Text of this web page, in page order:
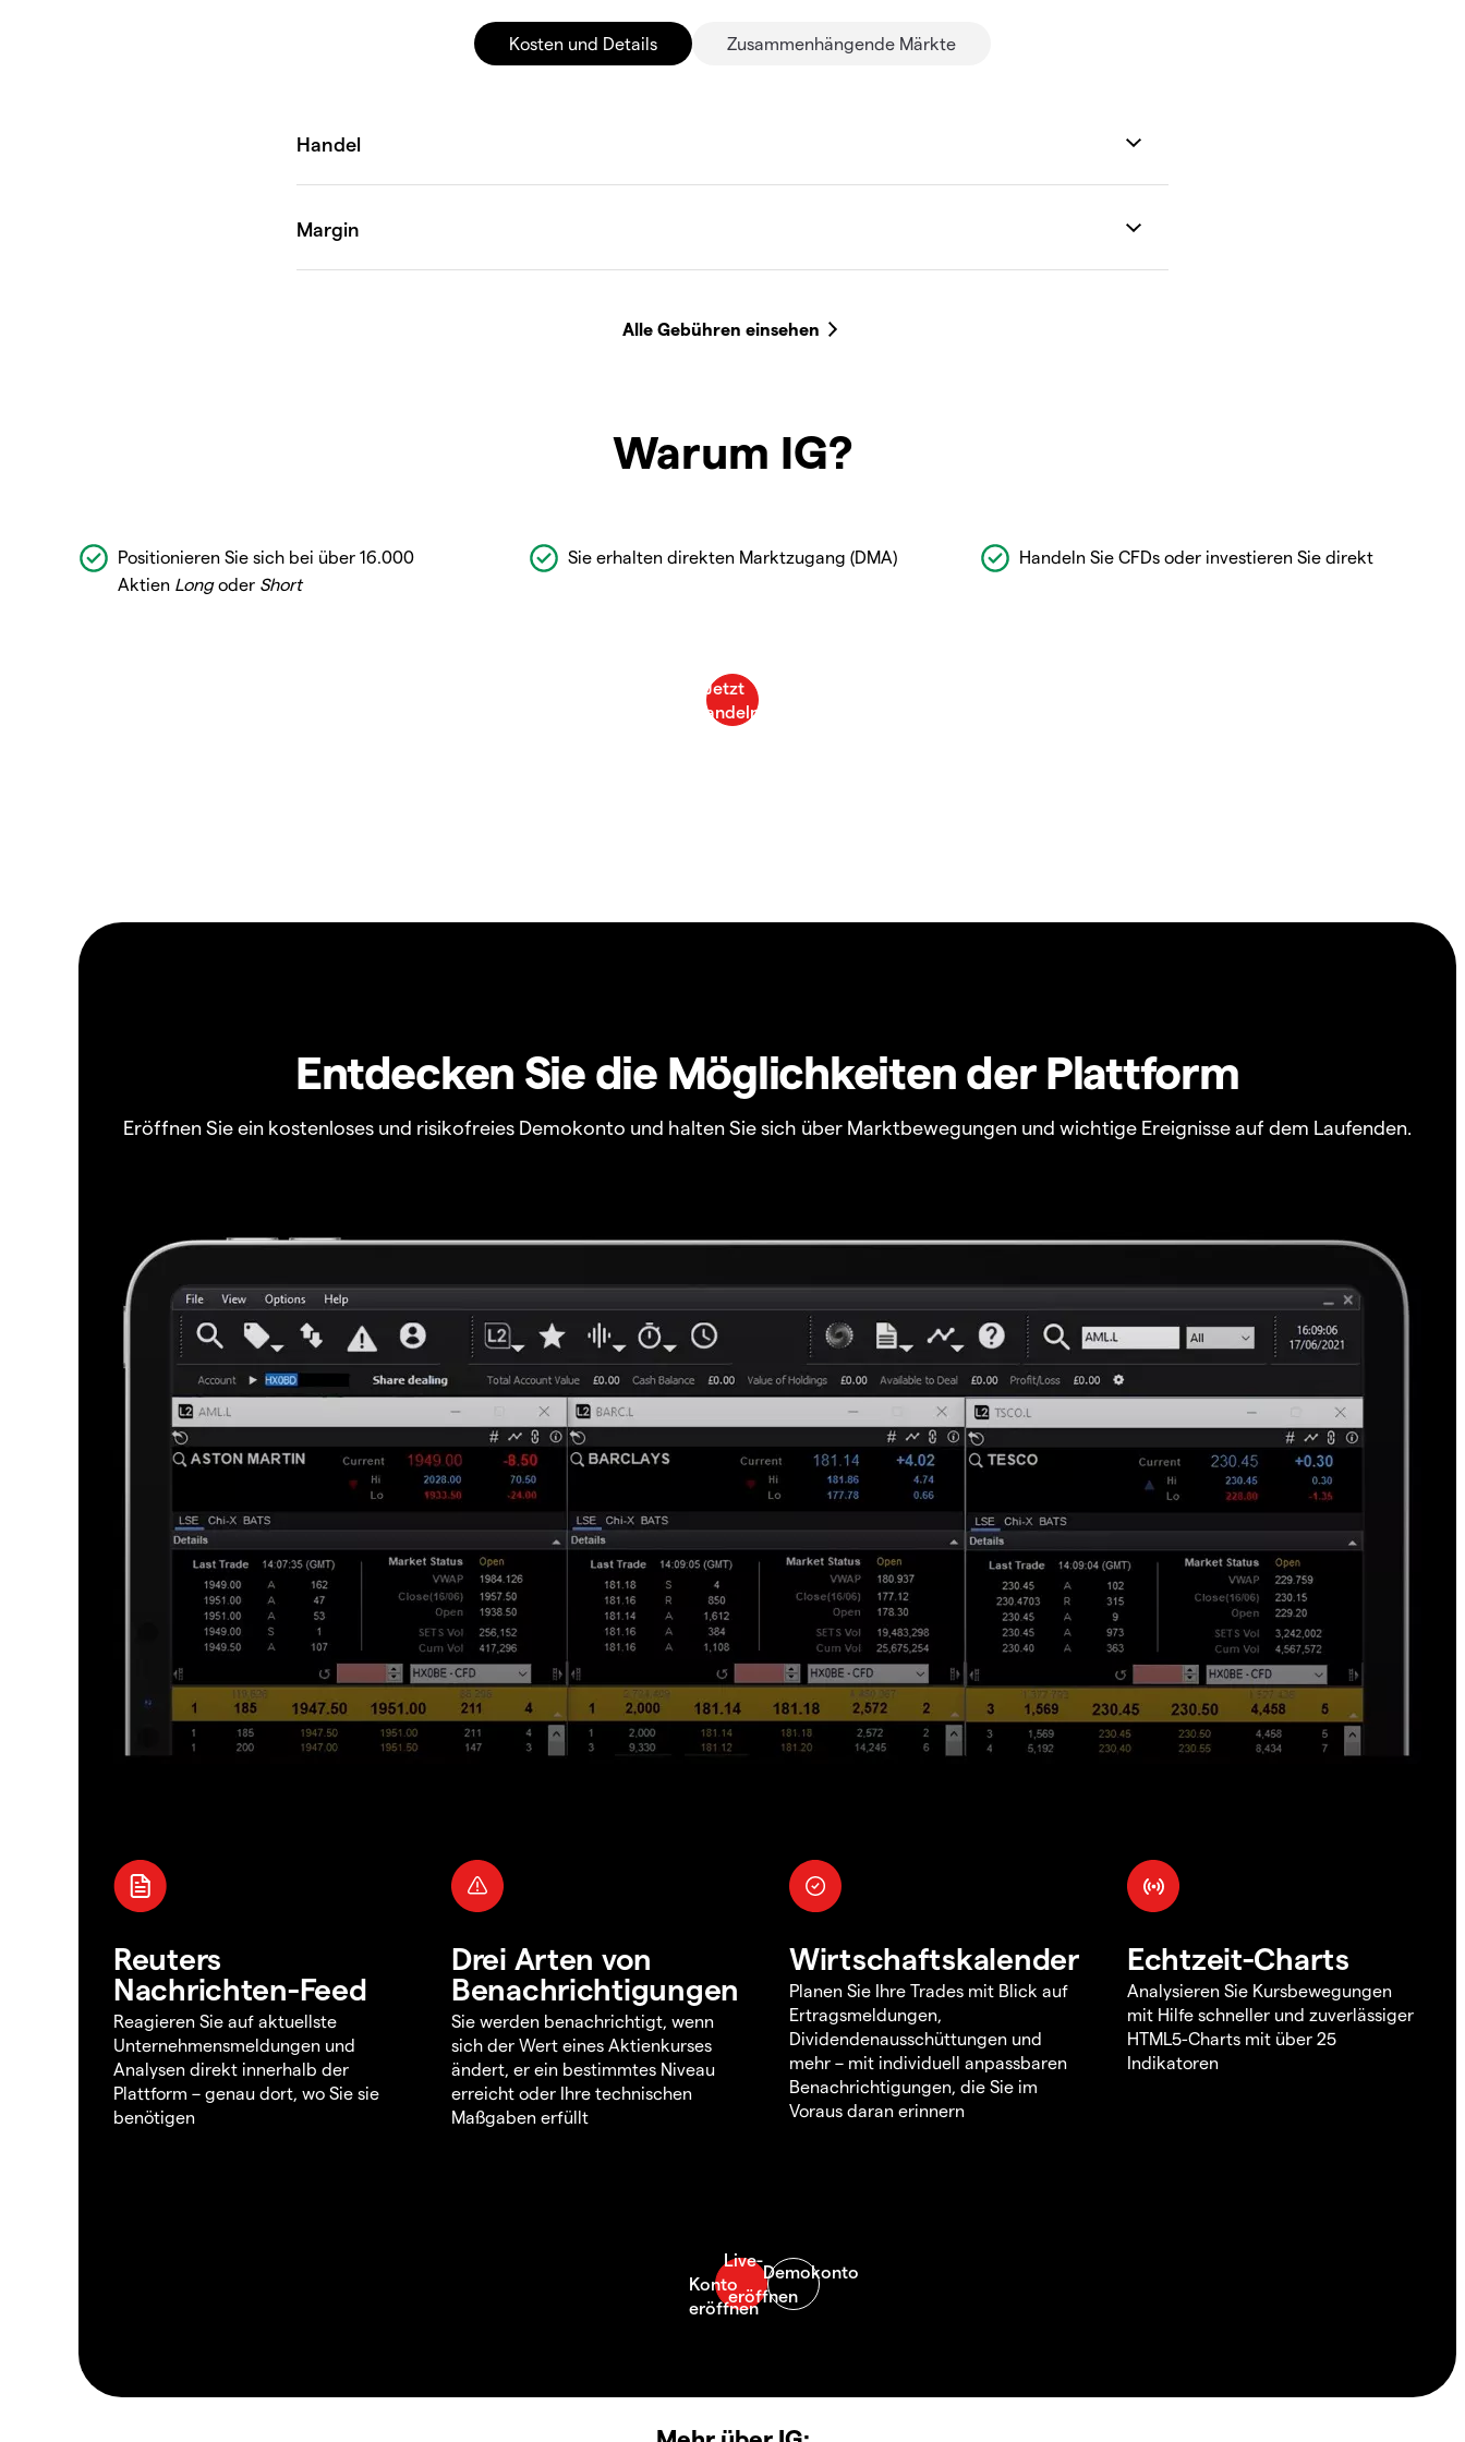
Kosten und Details Zusammenhängende Märkte
Warum IG?
Positionieren Sie sich bei über 16.000
Aktien Longoder Short
Sie erhalten direkten Marktzugang (DMA) Handeln Sie CFDs oder investieren Sie direkt
Entdecken Sie die Möglichkeiten der Plattform
Eröffnen Sie ein kostenloses und risikofreies Demokonto und halten Sie sich über Marktbewegungen und wichtige Ereignisse auf dem Laufenden.
Reuters
Nachrichten-Feed
Reagieren Sie auf aktuellste
Unternehmensmeldungen und
Analysen direkt innerhalb der
Plattform – genau dort, wo Sie sie
benötigen
Drei Arten von
Benachrichtigungen
Sie werden benachrichtigt, wenn
sich der Wert eines Aktienkurses
ändert, er ein bestimmtes Niveau
erreicht oder Ihre technischen
Maßgaben erfüllt
Wirtschaftskalender
Planen Sie Ihre Trades mit Blick auf
Ertragsmeldungen,
Dividendenausschüttungen und
mehr – mit individuell anpassbaren
Benachrichtigungen, die Sie im
Voraus daran erinnern
Echtzeit-Charts
Analysieren Sie Kursbewegungen
mit Hilfe schneller und zuverlässiger
HTML5-Charts mit über 25
Indikatoren